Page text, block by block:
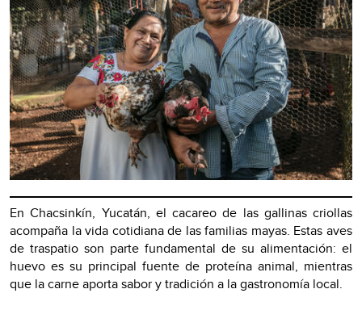
En Chacsinkín, Yucatán, el cacareo de las gallinas criollas
acompaña la vida cotidiana de las familias mayas. Estas aves
de traspatio son parte fundamental de su alimentación: el
huevo es su principal fuente de proteína animal, mientras
que la carne aporta sabor y tradición a la gastronomía local.